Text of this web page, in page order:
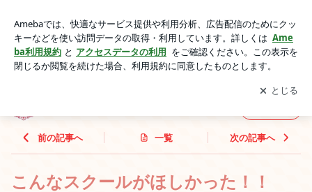
アプリをダウンロードして ブログの更新通知
を受け取りまし
ょう。
開く
前の記事へ 一覧 次の記事へ
こんなスクールがほしかった！！